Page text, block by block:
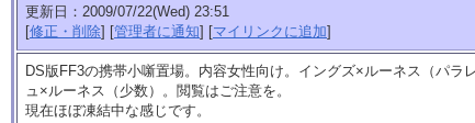
更新日：2009/07/22(Wed) 23:51
[修正・削除] [管理者に通知] [マイリンクに追加]
DS版FF3の携帯小噺置場。内容女性向け。イングズ×ルーネス（パラ
ュ×ルーネス（少数）。閲覧はご注意を。
現在ほぼ凍結中な感じです。